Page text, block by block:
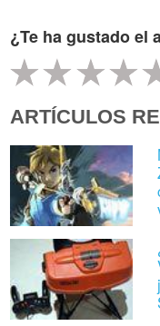
¿Te ha gustado el
ARTÍCULOS